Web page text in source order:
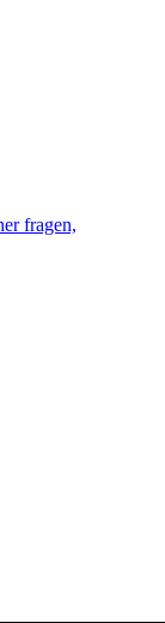
fragen,